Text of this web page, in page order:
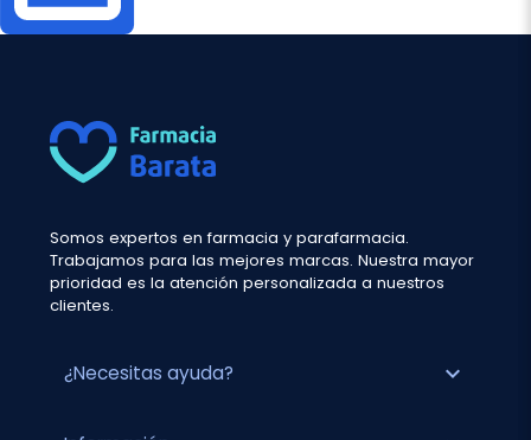
Somos expertos en farmacia y parafarmacia.
Trabajamos para las mejores marcas. Nuestra mayor
prioridad es la atención personalizada a nuestros
clientes.
¿Necesitas ayuda? expand_more